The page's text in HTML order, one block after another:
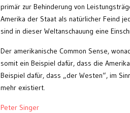
primär zur Behinderung von
Amerika der Staat als natürlicher Feind
sind in dieser Weltanschauung eine
Der amerikanische Common Sense,
somit ein Beispiel dafür, dass die
Beispiel dafür, dass „der Westen“, im
mehr existiert.
Peter Singer